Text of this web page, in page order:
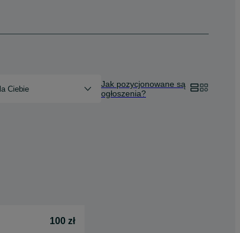
Ciebie
Jak pozycjonowane są
ogłoszenia?
100 zł